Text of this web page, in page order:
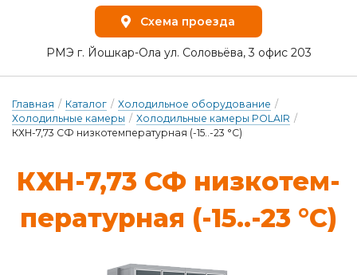
Схема проезда
РМЭ г. Йошкар-Ола ул. Соловьёва, 3 офис 203
Главная / Каталог / Холодильное оборудование /
Холодильные камеры / Холодильные камеры POLAIR /
КХН-7,73 СФ низкотемпературная (-15..-23 °C)
КХН-7,73 СФ низ­ко­тем­
пе­ра­тур­ная (-15..-23 °C)